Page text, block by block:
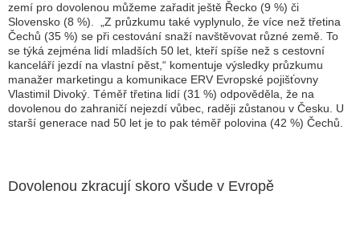
zemí pro dovolenou můžeme zařadit ještě Řecko (9 %) či
Slovensko (8 %). „ Z průzkumu také vyplynulo, že více než třetina
Čechů (35 %) se při cestování snaží navštěvovat různé země. To
se týká zejména lidí mladších 50 let, kteří spíše než s cestovní
kanceláří jezdí na vlastní pěst, “ komentuje výsledky průzkumu
manažer marketingu a komunikace ERV Evropské pojišťovny
Vlastimil Divoký. Téměř třetina lidí (31 %) odpověděla, že na
dovolenou do zahraničí nejezdí vůbec, raději zůstanou v Česku. U
starší generace nad 50 let je to pak téměř polovina (42 %) Čechů.
Dovolenou zkracují skoro všude v Evropě